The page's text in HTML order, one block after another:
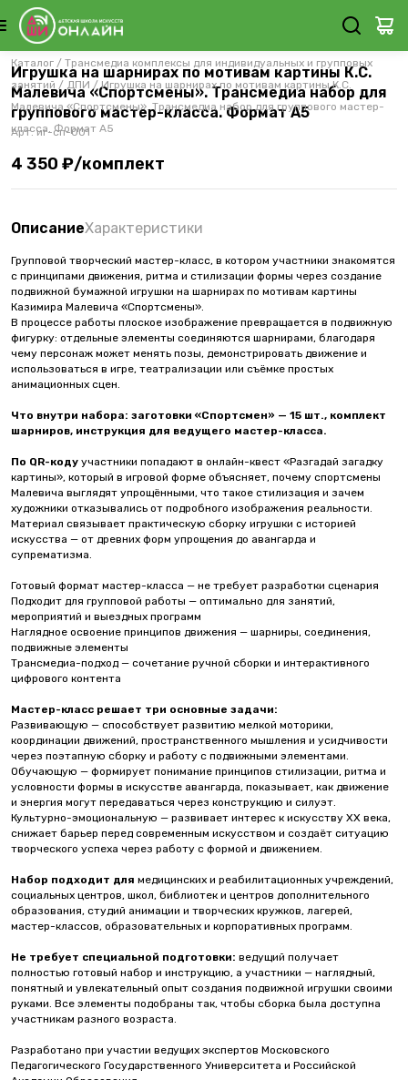
Каталог / Трансмедиа комплексы для индивидуальных и групповых
занятий / ДПИ /Игрушка на шарнирах по мотивам картины К.С.
Малевича «Спортсмены». Трансмедиа набор для группового мастер-
класса. Формат А5
Игрушка на шарнирах по мотивам картины К.С.
Малевича «Спортсмены». Трансмедиа набор для
группового мастер-класса. Формат А5
Арт.иг-сп-001
4 350 ₽/комплект
ОписаниеХарактеристики
Групповой творческий мастер-класс, в котором участники знакомятся
с принципами движения, ритма и стилизации формы через создание
подвижной бумажной игрушки на шарнирах по мотивам картины
Казимира Малевича «Спортсмены».
В процессе работы плоское изображение превращается в подвижную
фигурку: отдельные элементы соединяются шарнирами, благодаря
чему персонаж может менять позы, демонстрировать движение и
использоваться в игре, театрализации или съёмке простых
анимационных сцен.
Что внутри набора: заготовки «Спортсмен» — 15 шт., комплект
шарниров, инструкция для ведущего мастер-класса.
По QR-коду участники попадают в онлайн-квест «Разгадай загадку
картины», который в игровой форме объясняет, почему спортсмены
Малевича выглядят упрощёнными, что такое стилизация и зачем
художники отказывались от подробного изображения реальности.
Материал связывает практическую сборку игрушки с историей
искусства — от древних форм упрощения до авангарда и
супрематизма.
Готовый формат мастер-класса — не требует разработки сценария
Подходит для групповой работы — оптимально для занятий,
мероприятий и выездных программ
Наглядное освоение принципов движения — шарниры, соединения,
подвижные элементы
Трансмедиа-подход — сочетание ручной сборки и интерактивного
цифрового контента
Мастер-класс решает три основные задачи:
Развивающую — способствует развитию мелкой моторики,
координации движений, пространственного мышления и усидчивости
через поэтапную сборку и работу с подвижными элементами.
Обучающую — формирует понимание принципов стилизации, ритма и
условности формы в искусстве авангарда, показывает, как движение
и энергия могут передаваться через конструкцию и силуэт.
Культурно-эмоциональную — развивает интерес к искусству XX века,
снижает барьер перед современным искусством и создаёт ситуацию
творческого успеха через работу с формой и движением.
Набор подходит для медицинских и реабилитационных учреждений,
социальных центров, школ, библиотек и центров дополнительного
образования, студий анимации и творческих кружков, лагерей,
мастер-классов, образовательных и корпоративных программ.
Не требует специальной подготовки: ведущий получает
полностью готовый набор и инструкцию, а участники — наглядный,
понятный и увлекательный опыт создания подвижной игрушки своими
руками. Все элементы подобраны так, чтобы сборка была доступна
участникам разного возраста.
Разработано при участии ведущих экспертов Московского
Педагогического Государственного Университета и Российской